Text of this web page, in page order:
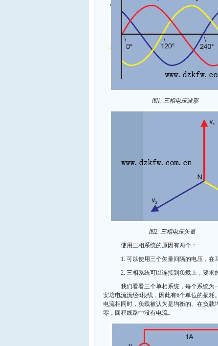
图1. 三相电压波形
图2. 三相电压矢量
使用三相系统的原因有两个：
1. 可以使用三个矢量间隔的电压，在马
2. 三相系统可以连接到负载上，要求
我们看看三个单相系统，每个系统为一
安培电流流经6根线，因此有6个单位的损
电流相同时，负载被认为是均衡的。在负载
零，回程线路中没有电流。